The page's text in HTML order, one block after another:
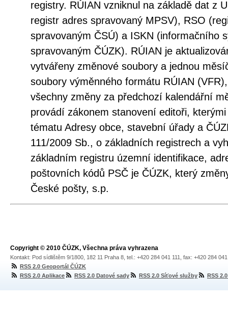
registry. RÚIAN vzniknul na základě dat z
registr adres spravovaný MPSV), RSO
spravovaným ČSÚ) a ISKN (informačního
spravovaným ČÚZK). RÚIAN je
vytvářeny změnové soubory a jednou
soubory výměnného formátu RÚIAN
všechny změny za předchozí kalendářní
provádí zákonem stanovení editoři,
tématu Adresy obce, stavební úřady a
111/2009 Sb., o základních registrech a
základním registru územní identifikace,
poštovních kódů PSČ je ČÚZK, který
České pošty, s.p.
Copyright © 2010 ČÚZK, Všechna práva vyhrazena
Kontakt: Pod sídlištěm 9/1800, 182 11 Praha 8, tel.: +420 284 041 111, fax: +420 284
RSS 2.0 Geoportál ČÚZK
RSS 2.0 Aplikace
RSS 2.0 Datové sady RSS 2.0 Síťové služby RSS